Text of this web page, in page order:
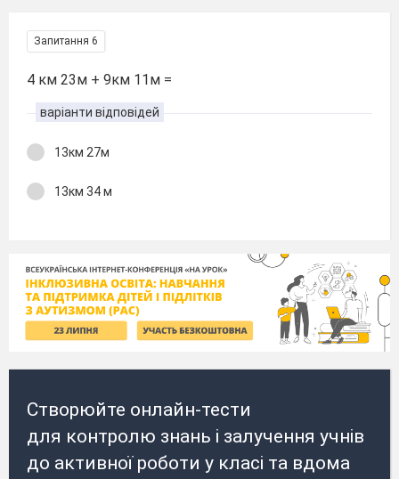
Запитання 6
4 км 23м + 9км 11м =
варіанти відповідей
13км 27м
13км 34 м
Створюйте онлайн-тести
для контролю знань і залучення учнів
до активної роботи у класі та вдома